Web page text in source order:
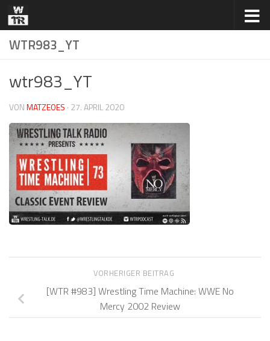
Zum Inhalt springen
WTR983_YT
wtr983_YT
VONMATZEOES · 27. APRIL 2020
VORHERIGER BEITRAG
[WTR #983] Wrestling Time Machine: WWE No
Mercy 2002 Review